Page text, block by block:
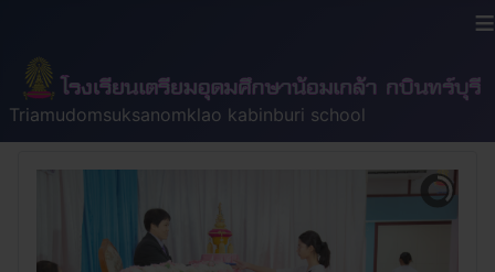
≡
Triamudomsuksanomklao kabinburi school